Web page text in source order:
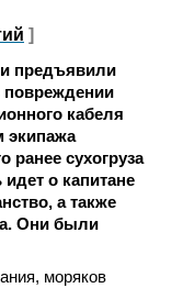
]
предъявили
повреждении
кабеля
экипажа
ранее сухогруза
о капитане
а также
Они были
моряков